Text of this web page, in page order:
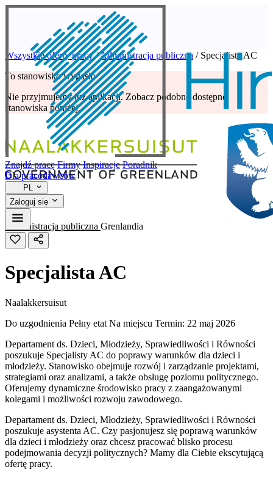
Znajdź pracę Firmy Inspiracje Poradnik
Dla pracodawców
PL
Zaloguj się
Wszystkie oferty pracy /Administracja publiczna / Specjalista AC
To stanowisko wygasło
Nie przyjmujemy już aplikacji. Zobacz podobne dostępne
stanowiska poniżej.
Administracja publiczna Grenlandia
Specjalista AC
Naalakkersuisut
Do uzgodnienia Pełny etat Na miejscu Termin: 22 maj 2026
Departament ds. Dzieci, Młodzieży, Sprawiedliwości i Równości
poszukuje Specjalisty AC do poprawy warunków dla dzieci i
młodzieży. Stanowisko obejmuje rozwój i zarządzanie projektami,
strategiami oraz analizami, a także obsługę poziomu politycznego.
Oferujemy dynamiczne środowisko pracy z zaangażowanymi
kolegami i możliwości rozwoju zawodowego.
Departament ds. Dzieci, Młodzieży, Sprawiedliwości i Równości
poszukuje asystenta AC. Czy pasjonujesz się poprawą warunków
dla dzieci i młodzieży oraz chcesz pracować blisko procesu
podejmowania decyzji politycznych? Mamy dla Ciebie ekscytującą
ofertę pracy.